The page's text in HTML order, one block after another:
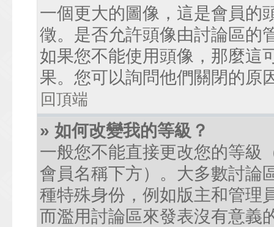
一個更大的圖像，這是會員的
徵。是否允許頭像由討論區的
如果您不能使用頭像，那麼這
果。您可以詢問他們關閉的原
回頂端
» 如何改變我的等級？
一般您不能直接更改您的等級
會員名稱下方）。大多數討論
種特殊身份，例如版主和管理
而濫用討論區來發表沒有意義